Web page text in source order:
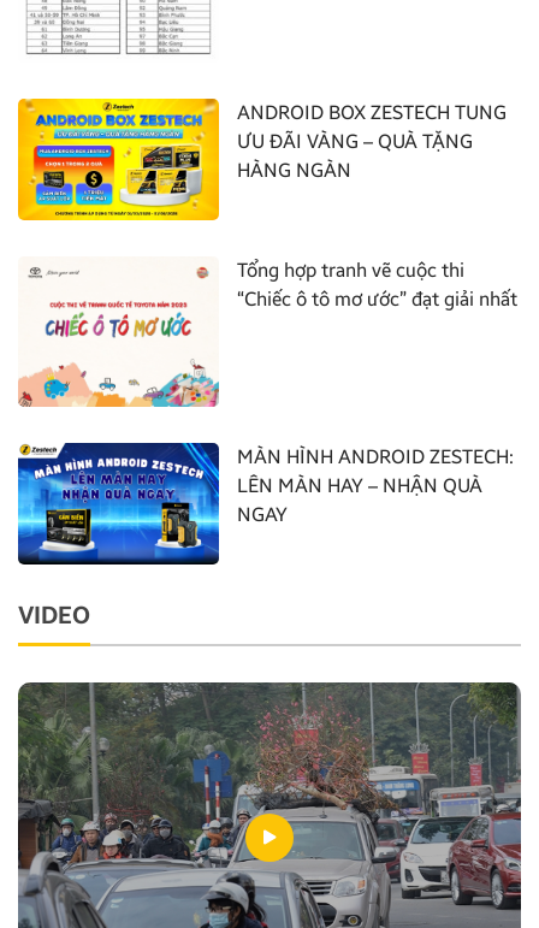
ANDROID BOX ZESTECH TUNG
ƯU ĐÃI VÀNG – QUÀ TẶNG
HÀNG NGÀN
Tổng hợp tranh vẽ cuộc thi
“Chiếc ô tô mơ ước” đạt giải nhất
MÀN HÌNH ANDROID ZESTECH:
LÊN MÀN HAY – NHẬN QUÀ
NGAY
VIDEO